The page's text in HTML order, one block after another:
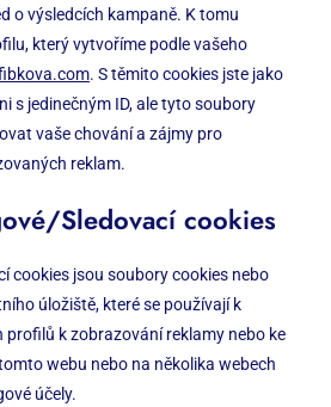
o výsledcích kampaně. K tomu
který vytvoříme podle vašeho
. S těmito cookies jste jako
s jedinečným ID, ale tyto soubory
vaše chování a zájmy pro
reklam.
Sledovací cookies
cookies jsou soubory cookies nebo
úložiště, které se používají k
k zobrazování reklamy nebo ke
webu nebo na několika webech
účely.